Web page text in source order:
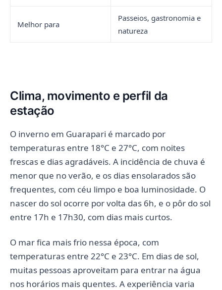
Melhor para
Passeios, gastronomia e
natureza
Clima, movimento e perfil da
estação
O inverno em Guarapari é marcado por
temperaturas entre 18°C e 27°C, com noites
frescas e dias agradáveis. A incidência de chuva é
menor que no verão, e os dias ensolarados são
frequentes, com céu limpo e boa luminosidade. O
nascer do sol ocorre por volta das 6h, e o pôr do sol
entre 17h e 17h30, com dias mais curtos.
O mar fica mais frio nessa época, com
temperaturas entre 22°C e 23°C. Em dias de sol,
muitas pessoas aproveitam para entrar na água
nos horários mais quentes. A experiência varia